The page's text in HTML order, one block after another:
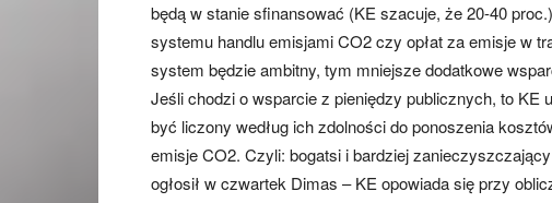
będą w stanie sfinansować (KE szacuje, że 20-40
systemu handlu emisjami CO2 czy opłat za emisje w
system będzie ambitny, tym mniejsze dodatkowe
Jeśli chodzi o wsparcie z pieniędzy publicznych, to KE
być liczony według ich zdolności do ponoszenia
emisje CO2. Czyli: bogatsi i bardziej
ogłosił w czwartek Dimas – KE opowiada się przy